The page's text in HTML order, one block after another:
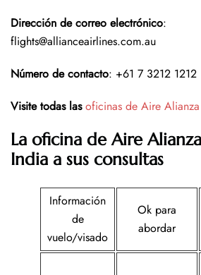
Dirección de correo electrónico:
flights@allianceairlines.com.au
Número de contacto: +61 7 3212 1212
Visite todas las oficinas de Aire Alianza
La oficina de Aire
India a sus consultas
Información
de
vuelo/visado
Ok para
abordar